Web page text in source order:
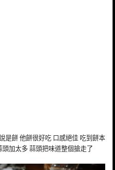
是餅 他餅很好吃 口感絕佳 吃到餅本
加太多 蒜頭把味道整個搶走了